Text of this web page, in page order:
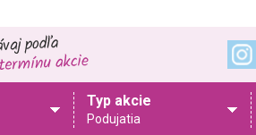
Typ akcie
Podujatia